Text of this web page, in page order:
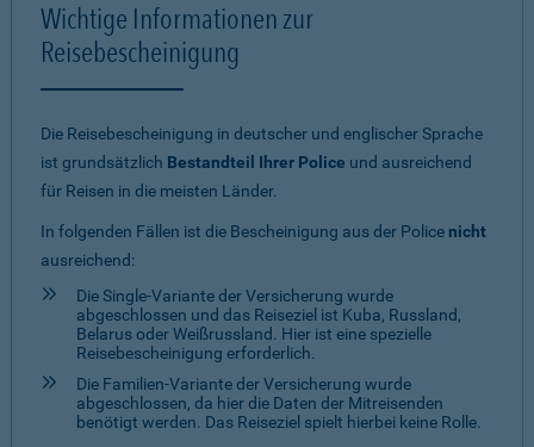
Wichtige Informationen zur
Reisebescheinigung
Die Reisebescheinigung in deutscher und englischer Sprache
ist grundsätzlich Bestandteil Ihrer Police und ausreichend
für Reisen in die meisten Länder.
In folgenden Fällen ist die Bescheinigung aus der Police nicht
ausreichend:
Die Single-Variante der Versicherung wurde
abgeschlossen und das Reiseziel ist Kuba, Russland,
Belarus oder Weißrussland. Hier ist eine spezielle
Reisebescheinigung erforderlich.
Die Familien-Variante der Versicherung wurde
abgeschlossen, da hier die Daten der Mitreisenden
benötigt werden. Das Reiseziel spielt hierbei keine Rolle.